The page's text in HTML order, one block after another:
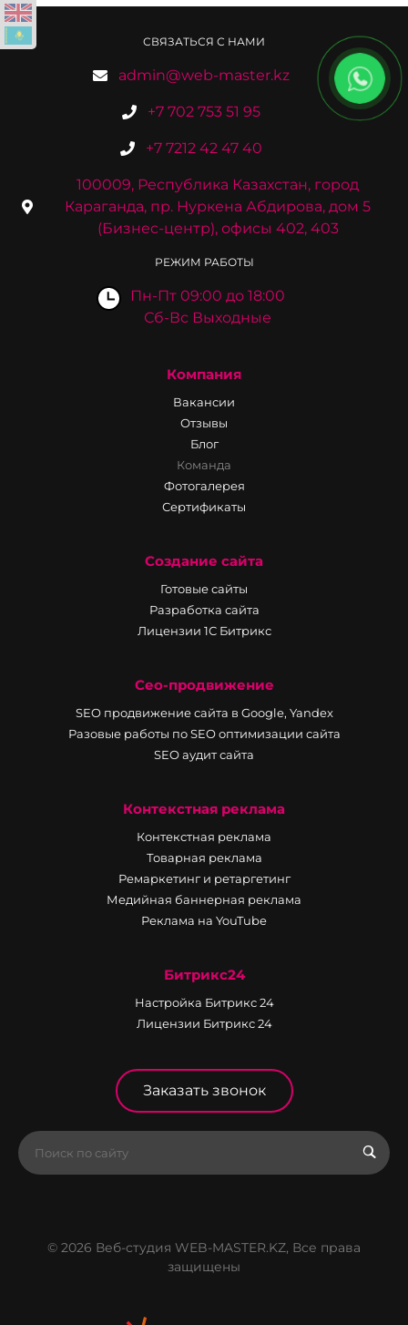
СВЯЗАТЬСЯ С НАМИ
admin@web-master.kz
+7 702 753 51 95
+7 7212 42 47 40
100009, Республика Казахстан, город
Караганда, пр. Нуркена Абдирова, дом 5
(Бизнес-центр), офисы 402, 403
РЕЖИМ РАБОТЫ
Пн-Пт 09:00 до 18:00
Сб-Вс Выходные
Компания
Вакансии
Отзывы
Блог
Команда
Фотогалерея
Сертификаты
Создание сайта
Готовые сайты
Разработка сайта
Лицензии 1С Битрикс
Сео-продвижение
SEO продвижение сайта в Google, Yandex
Разовые работы по SEO оптимизации сайта
SEO аудит сайта
Контекстная реклама
Контекстная реклама
Товарная реклама
Ремаркетинг и ретаргетинг
Медийная баннерная реклама
Реклама на YouTube
Битрикс24
Настройка Битрикс 24
Лицензии Битрикс 24
Заказать звонок
© 2026 Веб-студия WEB-MASTER.KZ, Все права
защищены